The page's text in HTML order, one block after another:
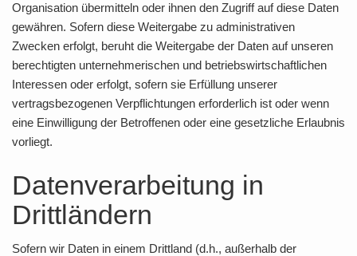
Organisation übermitteln oder ihnen den Zugriff auf diese Daten
gewähren. Sofern diese Weitergabe zu administrativen
Zwecken erfolgt, beruht die Weitergabe der Daten auf unseren
berechtigten unternehmerischen und betriebswirtschaftlichen
Interessen oder erfolgt, sofern sie Erfüllung unserer
vertragsbezogenen Verpflichtungen erforderlich ist oder wenn
eine Einwilligung der Betroffenen oder eine gesetzliche Erlaubnis
vorliegt.
Datenverarbeitung in
Drittländern
Sofern wir Daten in einem Drittland (d.h., außerhalb der